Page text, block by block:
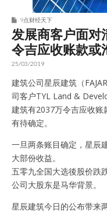
9点财经天下
发展商客户面对
令吉应收账款或
25/03/2019
建筑公司星辰建筑（
司客户TYL Land &
建筑有2037万令吉应收
有待确定。
一旦两条账目确定，星辰
大部份收益。
五零九全国大选後股价跌
公司大股东是马华背景。
星辰建筑今日的公布带来